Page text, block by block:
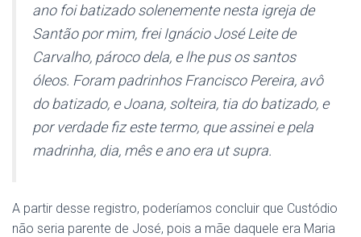
ano foi batizado solenemente nesta igreja de
Santão por mim, frei Ignácio José Leite de
Carvalho, pároco dela, e lhe pus os santos
óleos. Foram padrinhos Francisco Pereira, avô
do batizado, e Joana, solteira, tia do batizado, e
por verdade fiz este termo, que assinei e pela
madrinha, dia, mês e ano era ut supra.
A partir desse registro, poderíamos concluir que Custódio
não seria parente de José, pois a mãe daquele era Maria